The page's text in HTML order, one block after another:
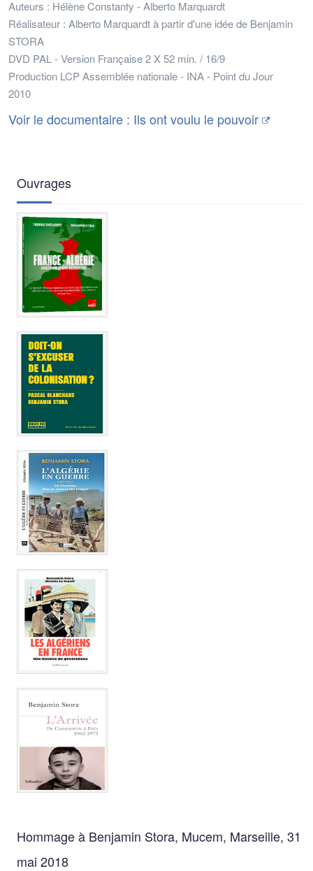
Auteurs : Hélène Constanty - Alberto Marquardt
Réalisateur : Alberto Marquardt à partir d'une idée de Benjamin
STORA
DVD PAL - Version Française 2 X 52 min. / 16/9
Production LCP Assemblée nationale - INA - Point du Jour
2010
Voir le documentaire : Ils ont voulu le pouvoir
Ouvrages
Hommage à Benjamin Stora, Mucem, Marseille, 31
mai 2018